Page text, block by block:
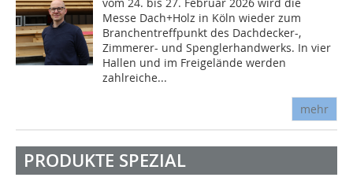
Messe Dach+Holz in Köln wieder zum
Branchentreffpunkt des Dachdecker-,
Zimmerer- und Spenglerhandwerks. In vier
Hallen und im Freigelände werden
zahlreiche...
mehr
PRODUKTE SPEZIAL